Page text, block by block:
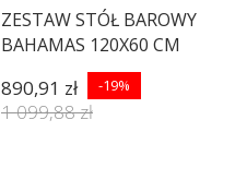
ZESTAW STÓŁ BAROWY
BAHAMAS 120X60 CM
890,91 zł -19%
1 099,88 zł